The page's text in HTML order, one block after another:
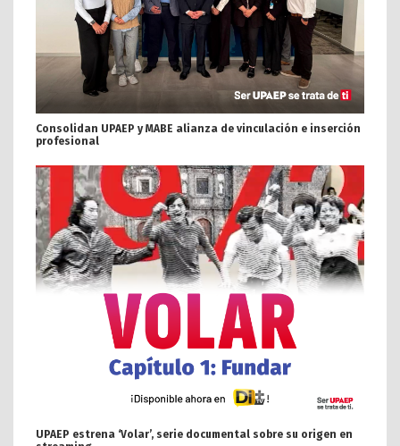
Consolidan UPAEP y MABE alianza de vinculación e inserción
profesional
UPAEP estrena ‘Volar’, serie documental sobre su origen en